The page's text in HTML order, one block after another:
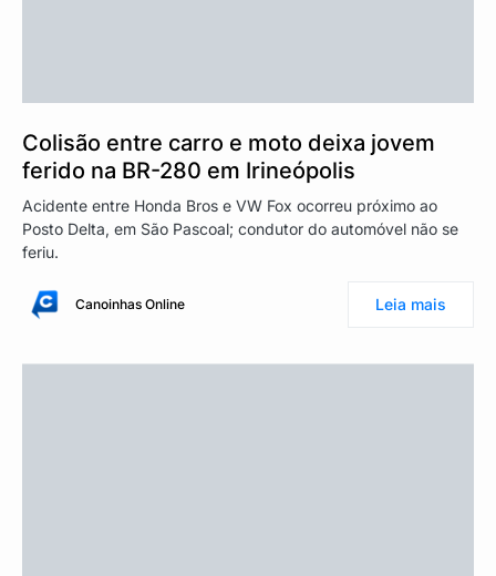
Colisão entre carro e moto deixa jovem
ferido na BR-280 em Irineópolis
Acidente entre Honda Bros e VW Fox ocorreu próximo ao
Posto Delta, em São Pascoal; condutor do automóvel não se
feriu.
Canoinhas Online Leia mais